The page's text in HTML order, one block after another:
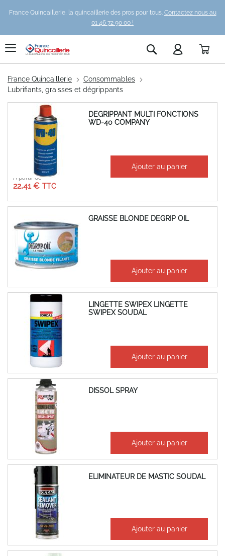
France Quincaillerie, la quincaillerie des pros pour tous. Contactez nous au
01 46 72 90 00 !
Rechercher
France Quincaillerie
Consommables
Lubrifiants, graisses et dégrippants
DEGRIPPANT MULTI FONCTIONS
WD-40 COMPANY
À partir de
22,41 €
Ajouter au panier
GRAISSE BLONDE DEGRIP OIL
14,67 € Ajouter au panier
LINGETTE SWIPEX LINGETTE
SWIPEX SOUDAL
40,27 €
33,56 € Ajouter au panier
DISSOL SPRAY
43,42 €
36,18 € Ajouter au panier
ELIMINATEUR DE MASTIC SOUDAL
64,47 €
53,72 € Ajouter au panier